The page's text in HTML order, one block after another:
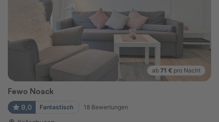
ab 71 € pro Nacht
Fewo Noack
9,0 Fantastisch 18 Bewertungen